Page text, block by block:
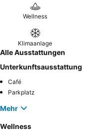
Wellness
Klimaanlage
Alle Ausstattungen
Unterkunftsausstattung
Café
Parkplatz
Mehr
Wellness